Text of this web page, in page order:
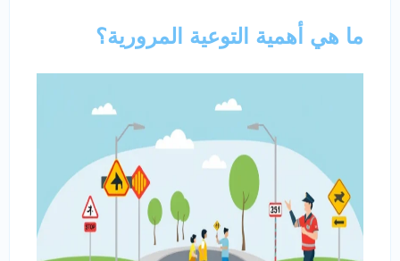
ما هي أهمية التوعية المرورية؟